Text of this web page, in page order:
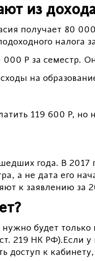
из
получает 80
налога
Р за семестр.
на
119 600 Р, но
года. В
а не дата его
к заявлению за
будет
219 НК
доступ к